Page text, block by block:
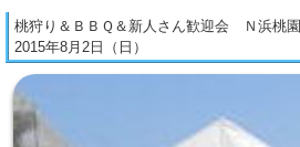
桃狩り＆ＢＢＱ＆新人さん歓迎会 Ｎ浜桃園
2015年8月2日（日）